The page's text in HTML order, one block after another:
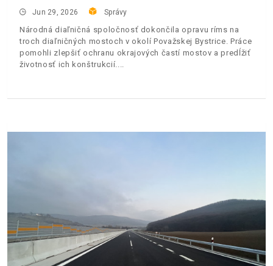
Jun 29, 2026 Správy
Národná diaľničná spoločnosť dokončila opravu ríms na
troch diaľničných mostoch v okolí Považskej Bystrice. Práce
pomohli zlepšiť ochranu okrajových častí mostov a predĺžiť
životnosť ich konštrukcií.